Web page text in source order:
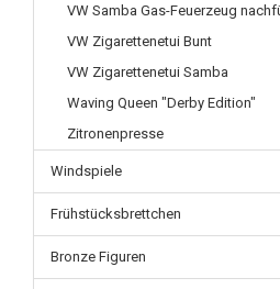
VW Samba Gas-Feuerzeug
VW Zigarettenetui Bunt
VW Zigarettenetui Samba
Waving Queen "Derby Edition"
Zitronenpresse
Windspiele
Frühstücksbrettchen
Bronze Figuren